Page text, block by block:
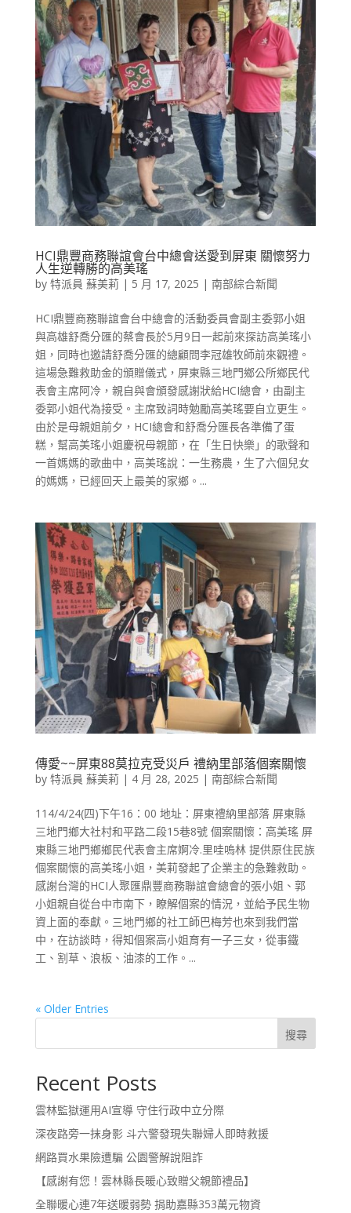
HCI鼎豐商務聯誼會台中總會送愛到屏東 關懷努力
人生逆轉勝的高美瑤
by 特派員 蘇美莉| 5 月 17, 2025 | 南部綜合新聞
HCI鼎豐商務聯誼會台中總會的活動委員會副主委郭小姐
與高雄舒喬分匯的蔡會長於5月9日一起前來探訪高美瑤小
姐，同時也邀請舒喬分匯的總顧問李冠雄牧師前來觀禮。
這場急難救助金的頒贈儀式，屏東縣三地門鄉公所鄉民代
表會主席阿冷，親自與會頒發感謝狀給HCI總會，由副主
委郭小姐代為接受。主席致詞時勉勵高美瑤要自立更生。
由於是母親姐前夕，HCI總會和舒喬分匯長各準備了蛋
糕，幫高美瑤小姐慶祝母親節，在「生日快樂」的歌聲和
一首媽媽的歌曲中，高美瑤說：一生務農，生了六個兒女
的媽媽，已經回天上最美的家鄉。...
傳愛~~屏東88莫拉克受災戶 禮納里部落個案關懷
by 特派員 蘇美莉| 4 月 28, 2025 | 南部綜合新聞
114/4/24(四)下午16：00 地址：屏東禮納里部落 屏東縣
三地門鄉大社村和平路二段15巷8號 個案關懷：高美瑤 屏
東縣三地門鄉鄉民代表會主席婀冷.里哇嗚林 提供原住民族
個案關懷的高美瑤小姐，美莉發起了企業主的急難救助。
感謝台灣的HCI人聚匯鼎豐商務聯誼會總會的張小姐、郭
小姐親自從台中市南下，瞭解個案的情況，並給予民生物
資上面的奉獻。三地門鄉的社工師巴梅芳也來到我們當
中，在訪談時，得知個案高小姐育有一子三女，從事鐵
工、割草、浪板、油漆的工作。...
« Older Entries
搜尋
Recent Posts
雲林監獄運用AI宣導 守住行政中立分際
深夜路旁一抹身影 斗六警發現失聯婦人即時救援
網路買水果險遭騙 公園警解說阻詐
【感謝有您！雲林縣長暖心致贈父親節禮品】
全聯暖心連7年送暖弱勢 捐助嘉縣353萬元物資